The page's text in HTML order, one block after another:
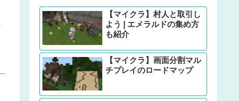
【マイクラ】村人と取引し
よう | エメラルドの集め方
も紹介
【マイクラ】画面分割マル
チプレイのロードマップ